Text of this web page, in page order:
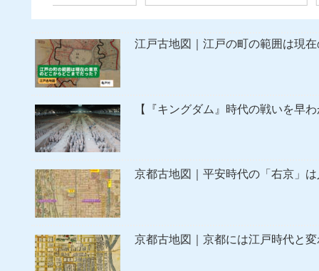
江戸古地図｜江戸の町の範囲は現
【『キングダム』時代の戦いを早
京都古地図｜平安時代の「右京」
京都古地図｜京都には江戸時代と